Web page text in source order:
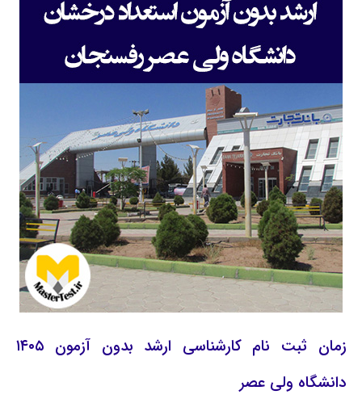
زمان ثبت نام کارشناسی ارشد بدون آزمون ۱۴۰۵
دانشگاه ولی عصر